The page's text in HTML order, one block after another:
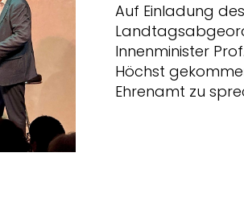
Auf Einladung
Innenminister
Höchst
Ehrenamt zu